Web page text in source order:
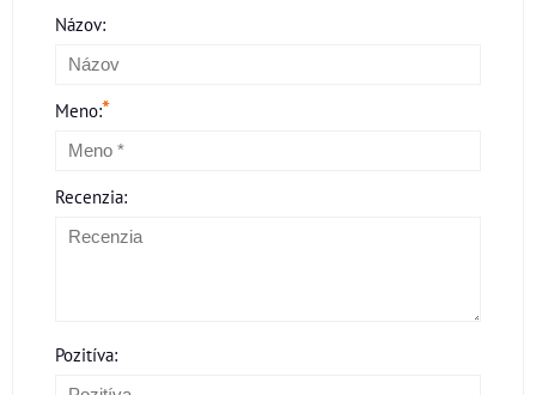
Názov:
Meno:*
Recenzia:
Pozitíva: